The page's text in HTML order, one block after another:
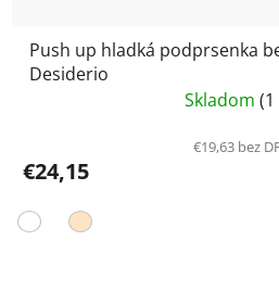
Push up hladká podprsenka
Desiderio
Skladom (1
€19,63 bez
€24,15